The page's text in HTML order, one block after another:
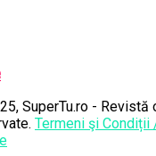
SuperTu.ro - Revistă
Termeni şi